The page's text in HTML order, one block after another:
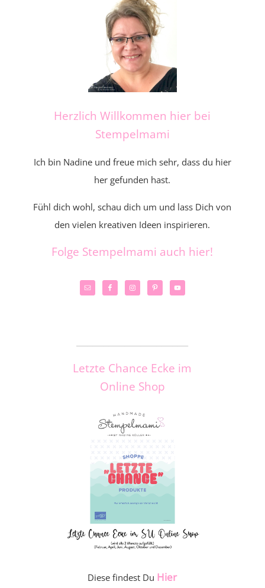
Herzlich Willkommen hier bei
Stempelmami
Ich bin Nadine und freue mich sehr, dass du hier
her gefunden hast.
Fühl dich wohl, schau dich um und lass Dich von
den vielen kreativen Ideen inspirieren.
Folge Stempelmami auch hier!
Letzte Chance Ecke im
Online Shop
Diese findest Du Hier